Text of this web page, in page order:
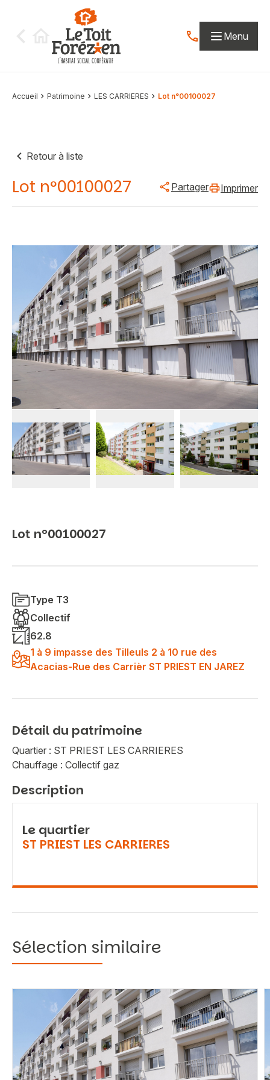
Contactez-nous
Menu
Accueil Patrimoine LES CARRIERES Lot n°00100027
Retour à liste
Lot n°00100027 Partager Imprimer
Lot n°00100027
Type T3
Collectif
62.8
1 à 9 impasse des Tilleuls 2 à 10 rue des
Acacias-Rue des Carrièr ST PRIEST EN JAREZ
Détail du patrimoine
Quartier : ST PRIEST LES CARRIERES
Chauffage : Collectif gaz
Description
Le quartier
ST PRIEST LES CARRIERES
Sélection similaire